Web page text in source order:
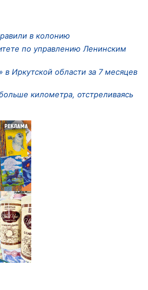
в колонию
по управлению Ленинским
Иркутской области за 7 месяцев
километра, отстреливаясь